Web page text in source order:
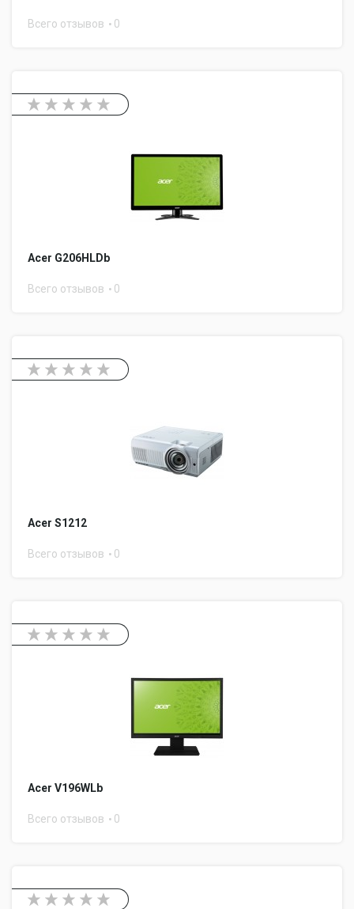
Всего отзывов 0
Acer G206HLDb
Всего отзывов 0
Acer S1212
Всего отзывов 0
Acer V196WLb
Всего отзывов 0